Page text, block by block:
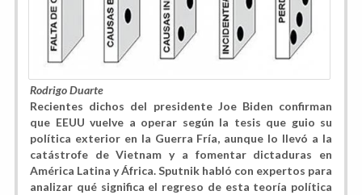
Rodrigo Duarte
Recientes dichos del presidente Joe Biden confirman
que EEUU vuelve a operar según la tesis que guio su
política exterior en la Guerra Fría, aunque lo llevó a la
catástrofe de Vietnam y a fomentar dictaduras en
América Latina y África. Sputnik habló con expertos para
analizar qué significa el regreso de esta teoría política